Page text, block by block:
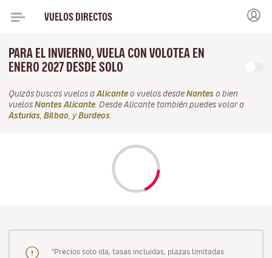
VUELOS DIRECTOS
PARA EL INVIERNO, VUELA CON VOLOTEA EN
ENERO 2027 DESDE SOLO
Quizás buscas vuelos a Alicante o vuelos desde Nantes o bien
vuelos Nantes Alicante . Desde Alicante también puedes volar a
Asturias Bilbao , y Burdeos
"Precios solo ida, tasas incluidas, plazas limitadas